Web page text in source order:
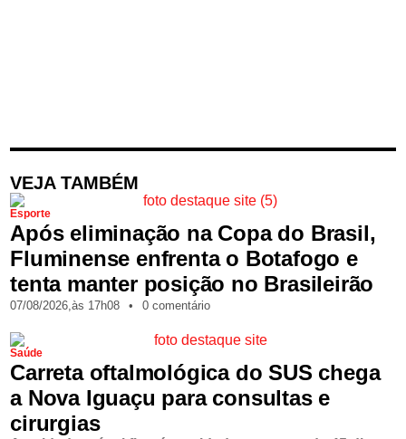
VEJA TAMBÉM
Esporte
Após eliminação na Copa do Brasil,
Fluminense enfrenta o Botafogo e
tenta manter posição no Brasileirão
07/08/2026,às 17h08 • 0 comentário
Saúde
Carreta oftalmológica do SUS chega
a Nova Iguaçu para consultas e
cirurgias